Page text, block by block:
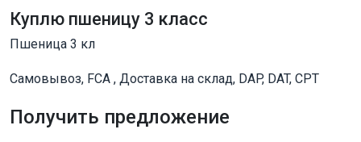
Куплю пшеницу 3 класс
Пшеница 3 кл
Самовывоз, FCA , Доставка на склад, DAP, DAT, CPT
Получить предложение